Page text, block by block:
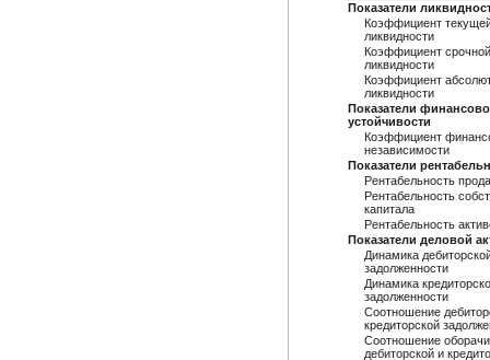
Показатели
Коэффициент
ликвидности
Коэффициент срочной
ликвидности
Коэффициент
ликвидности
Показатели
устойчивости
Коэффициент
независимости
Показатели
Рентабельность
Рентабельность
капитала
Рентабельность
Показатели деловой
Динамика
задолженности
Динамика
задолженности
Соотношение
кредиторской
Соотношение
дебиторской и